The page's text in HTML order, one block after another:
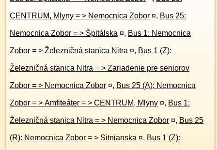
CENTRUM, Mlyny = > Nemocnica Zobor ¤, Bus 25:
Nemocnica Zobor = > Špitálska ¤, Bus 1: Nemocnica
Zobor = > Železničná stanica Nitra ¤, Bus 1 (Z):
Železničná stanica Nitra = > Zariadenie pre seniorov
Zobor = > Nemocnica Zobor ¤, Bus 25 (A): Nemocnica
Zobor = > Amfiteáter = > CENTRUM, Mlyny ¤, Bus 1:
Železničná stanica Nitra = > Nemocnica Zobor ¤, Bus 25
(R): Nemocnica Zobor = > Sitnianska ¤, Bus 1 (Z):